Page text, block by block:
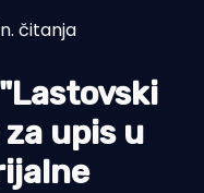
čitanja
upis u